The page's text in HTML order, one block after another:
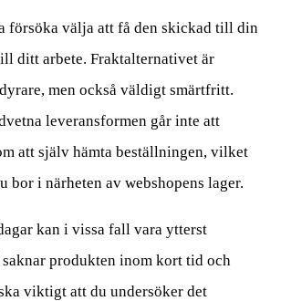
försöka välja att få den skickad till din
ditt arbete. Fraktalternativet är
men också väldigt smärtfritt.
leveransformen går inte att
att själv hämta beställningen, vilket
bor i närheten av webshopens lager.
kan i vissa fall vara ytterst
produkten inom kort tid och
viktigt att du undersöker det